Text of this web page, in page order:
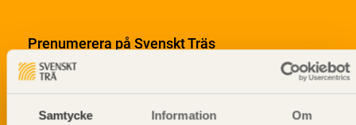
Samtycke Information Om
Prenumerera på Svenskt Träs
informationsutskick!